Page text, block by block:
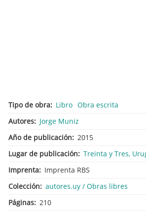
Tipo de obra Libro Obra escrita
Autores
Jorge Muniz
Año de publicación
2015
Lugar de publicación
Treinta y Tres,
Imprenta
Imprenta RBS
Colección
autores.uy / Obras libres
Páginas
210